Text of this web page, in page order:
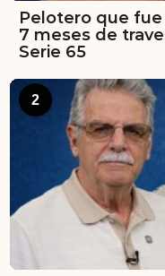
Pelotero que
7 meses de
Serie 65
2